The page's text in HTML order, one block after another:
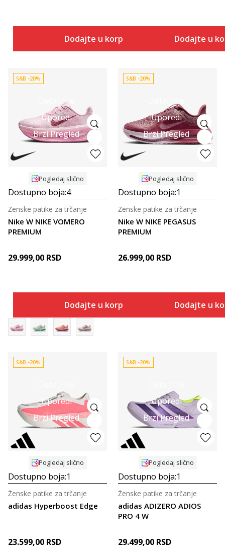
Dodajte u korpu Dodajte u
Detaljnije
Uporedi
Brzi Pregled
S&B -20%
Pogledaj slično
Dostupno boja:4
Nike W NIKE VOMERO
PREMIUM
Ženske patike za trčanje
29.999,00 RSD
Dodajte u korpu
Uporedi
Brzi Pregled
S&B -20%
Pogledaj slično
Dostupno boja:1
Nike W NIKE PEGASUS
PREMIUM
Ženske patike za trčanje
26.999,00 RSD
Dodajte u
Uporedi
Brzi Pregled
S&B -20%
Pogledaj slično
Dostupno boja:1
adidas Hyperboost Edge
Ženske patike za trčanje
23.599,00 RSD
Uporedi
Brzi Pregled
S&B -20%
Pogledaj slično
Dostupno boja:1
adidas ADIZERO ADIOS
PRO 4 W
Ženske patike za trčanje
29.499,00 RSD